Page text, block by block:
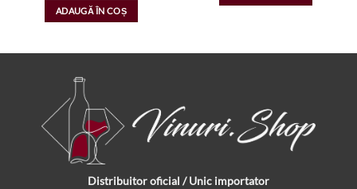
ADAUGĂ ÎN COȘ
Distribuitor oficial / Unic importator